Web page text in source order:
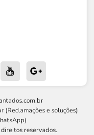
(Reclamações e soluções)
reservados.